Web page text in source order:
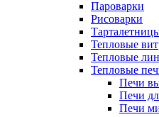
Пароварки
Рисоварки
Тепловые
Тепловые
Тепловые
Печи
Печи
Печи